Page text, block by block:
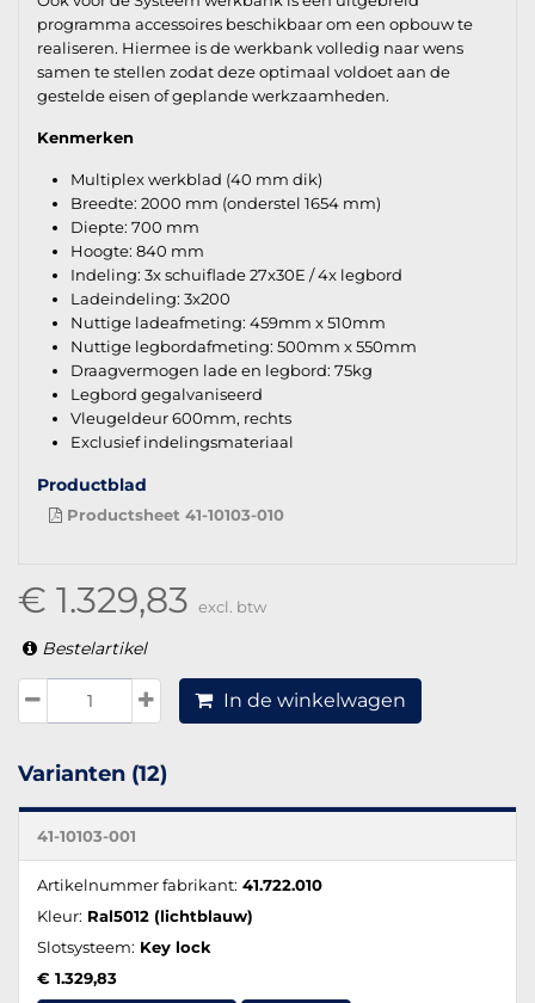
programma accessoires beschikbaar om een opbouw te
realiseren. Hiermee is de werkbank volledig naar wens
samen te stellen zodat deze optimaal voldoet aan de
gestelde eisen of geplande werkzaamheden.
Kenmerken
Multiplex werkblad (40 mm dik)
Breedte: 2000 mm (onderstel 1654 mm)
Diepte: 700 mm
Hoogte: 840 mm
Indeling: 3x schuiflade 27x30E / 4x legbord
Ladeindeling: 3x200
Nuttige ladeafmeting: 459mm x 510mm
Nuttige legbordafmeting: 500mm x 550mm
Draagvermogen lade en legbord: 75kg
Legbord gegalvaniseerd
Vleugeldeur 600mm, rechts
Exclusief indelingsmateriaal
Productblad
Productsheet 41-10103-010
€ 1.329,83 excl. btw
Bestelartikel
In de winkelwagen
Varianten (12)
41-10103-001
Artikelnummer fabrikant: 41.722.010
Kleur: Ral5012 (lichtblauw)
Slotsysteem: Key lock
€ 1.329,83